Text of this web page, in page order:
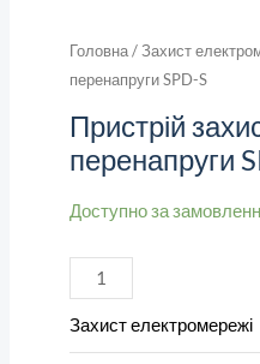
Головна/Захист
перенапруги SPD-S
Пристрій
перенапруги
Доступно за
Захист електромережі